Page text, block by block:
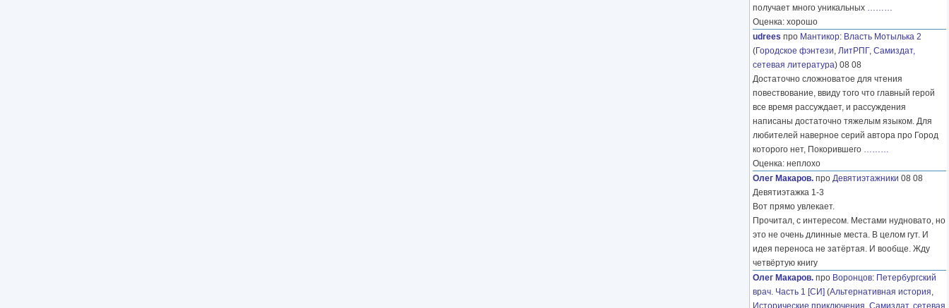
получает много уникальных ………
Оценка: хорошо
udrees про Мантикор: Власть Мотылька 2
(Городское фэнтези, ЛитРПГ, Самиздат,
сетевая литература) 08 08
Достаточно сложноватое для чтения
повествование, ввиду того что главный герой
все время рассуждает, и рассуждения
написаны достаточно тяжелым языком. Для
любителей наверное серий автора про Город
которого нет, Покорившего ………
Оценка: неплохо
Олег Макаров. про Девятиэтажники 08 08
Девятиэтажка 1-3
Вот прямо увлекает.
Прочитал, с интересом. Местами нудновато, но
это не очень длинные места. В целом гут. И
идея переноса не затёртая. И вообще. Жду
четвёртую книгу
Олег Макаров. про Воронцов: Петербургский
врач. Часть 1 [СИ] (Альтернативная история,